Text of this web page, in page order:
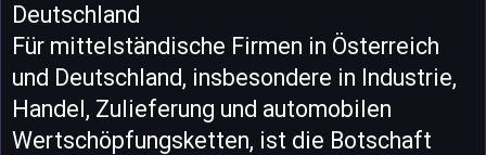
Deutschland
Für mittelständische Firmen in Österreich
und Deutschland, insbesondere in Industrie,
Handel, Zulieferung und automobilen
Wertschöpfungsketten, ist die Botschaft